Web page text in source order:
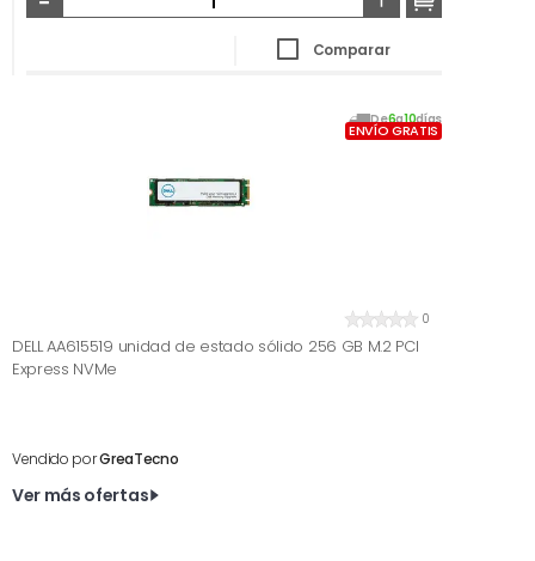
Comparar
De6a10días
ENVÍO GRATIS
0
DELL AA615519 unidad de estado sólido 256 GB M.2 PCI
Express NVMe
Vendido porGreaTecno
Ver más ofertas